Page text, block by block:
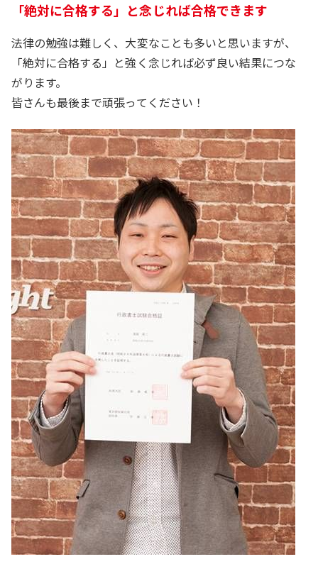
「絶対に合格する」と念じれば合格できます
法律の勉強は難しく、大変なことも多いと思いますが、
「絶対に合格する」と強く念じれば必ず良い結果につな
がります。
皆さんも最後まで頑張ってください！